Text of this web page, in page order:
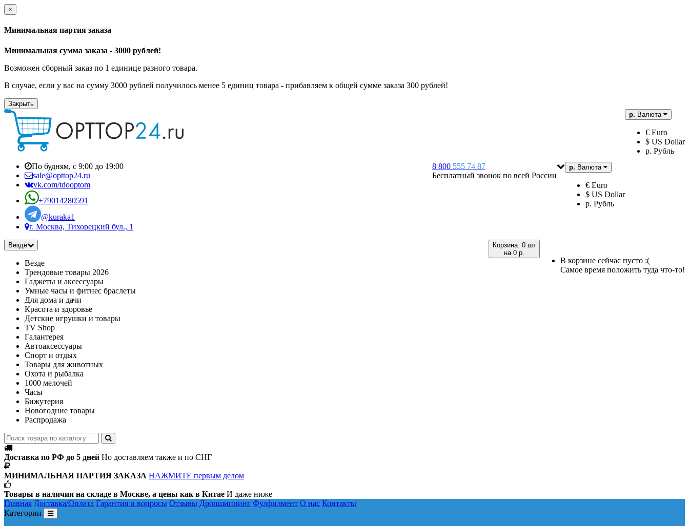
×
Минимальная партия заказа
Минимальная сумма заказа - 3000 рублей!
Возможен сборный заказ по 1 единице разного товара.
В случае, если у вас на сумму 3000 рублей получилось менее 5 единиц товара - прибавляем к общей сумме заказа 300 рублей!
Закрыть
р. Валюта
€ Euro
$ US Dollar
р. Рубль
р. Валюта
€ Euro
$ US Dollar
р. Рубль
8 800 555 74 87
Бесплатный звонок по всей России
По будням, с 9:00 до 19:00
sale@opttop24.ru
vk.com/tdooptom
+79014280591
@kuraka1
г. Москва, Тихорецкий бул., 1
Корзина: 0 шт
на 0 р.
В корзине сейчас пусто :(
Самое время положить туда что-то!
Везде
Везде
Трендовые товары 2026
Гаджеты и аксессуары
Умные часы и фитнес браслеты
Для дома и дачи
Красота и здоровье
Детские игрушки и товары
TV Shop
Галантерея
Автоаксессуары
Спорт и отдых
Товары для животных
Охота и рыбалка
1000 мелочей
Часы
Бижутерия
Новогодние товары
Распродажа
Доставка по РФ до 5 дней Но доставляем также и по СНГ
МИНИМАЛЬНАЯ ПАРТИЯ ЗАКАЗА НАЖМИТЕ первым делом
Товары в наличии на складе в Москве, а цены как в Китае И даже ниже
Главная Доставка/Оплата Гарантия и вопросы Отзывы Дропшиппинг Фулфилмент О нас Контакты
Категории